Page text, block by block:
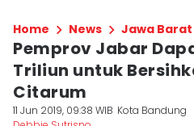
Home News Jawa Barat
Pemprov Jabar
Triliun untuk
Citarum
11 Jun 2019, 09:38 WIB Kota Bandung